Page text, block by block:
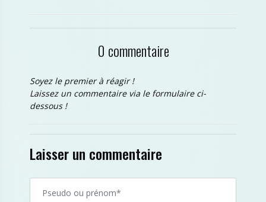
0 commentaire
Soyez le premier à réagir !
Laissez un commentaire via le formulaire ci-
dessous !
Laisser un commentaire